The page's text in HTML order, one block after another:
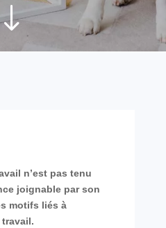
n’est pas tenu
joignable par son
motifs liés à
travail.